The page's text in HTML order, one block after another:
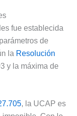
fue establecida
de
la Resolución
y la máxima de
, la UCAP es